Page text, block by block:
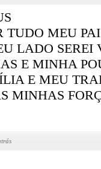
TUDO MEU PAI
LADO SEREI
E MINHA
E MEU
MINHAS